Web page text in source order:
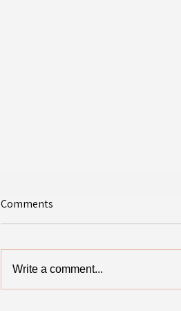
Comments
Write a comment...